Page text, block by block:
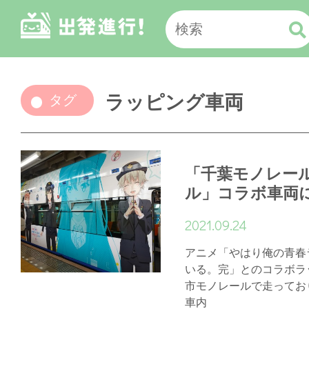
タグ ラッピング車両
「千葉モノレー
ル」コラボ車両
2021.09.24
アニメ「やはり俺の青
いる。完」とのコラボ
市モノレールで走って
車内